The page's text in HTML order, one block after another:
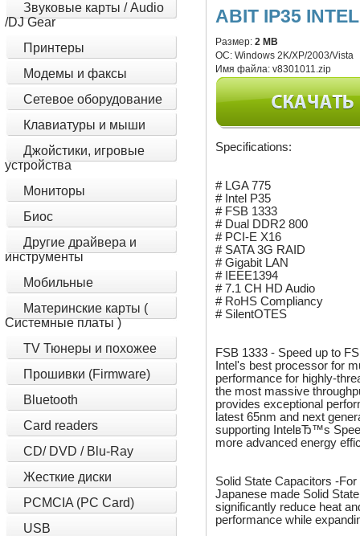
Звуковые карты / Audio
/DJ Gear
Принтеры
Модемы и факсы
Сетевое оборудование
Клавиатуры и мыши
Джойстики, игровые
устройства
Мониторы
Биос
Другие драйвера и
инструменты
Мобильные
Материнские карты (
Системные платы )
TV Тюнеры и похожее
Прошивки (Firmware)
Bluetooth
Card readers
CD/ DVD / Blu-Ray
Жесткие диски
PCMCIA (PC Card)
USB
ABIT IP35
Размер:2 MB
ОС:Windows 2K/XP/2003/Vista
Имя файла:v8301011.zip
Specifications:
# LGA 775
# Intel P35
# FSB 1333
# Dual DDR2 800
# PCI-E X16
# SATA 3G RAID
# Gigabit LAN
# IEEE1394
# 7.1 CH HD Audio
# RoHS Compliancy
# SilentOTES
FSB 1333 - Speed up to
Intel's best processor for
performance for highly-
the most massive
provides exceptional
latest 65nm and next
supporting IntelвЂ™s
more advanced energy
Solid State Capacitors -
Japanese made Solid
significantly reduce heat
performance while